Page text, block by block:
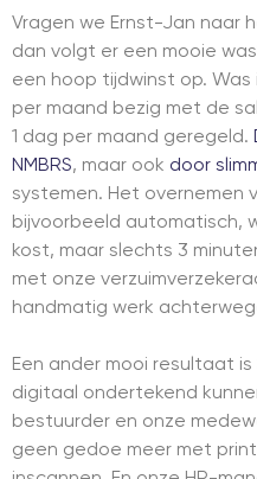
Vragen we Ernst-Jan naar
dan volgt er een mooie
een hoop tijdwinst op.
per maand bezig met de
1 dag per maand geregeld.
NMBRS, maar ook door
systemen. Het overnemen
bijvoorbeeld automatisch,
kost, maar slechts 3
met onze
handmatig werk
Een ander mooi resultaat
digitaal ondertekend
bestuurder en onze
geen gedoe meer met